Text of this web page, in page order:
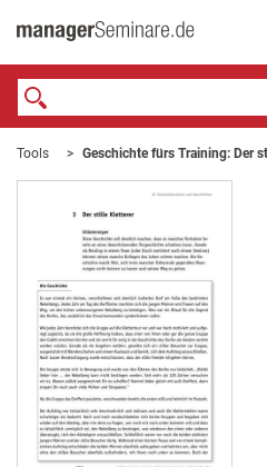
Tools Geschichte fürs Training: Der